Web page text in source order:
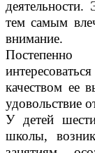
тем самым
внимание.
качеством ее
удовольствие
У детей
школы,